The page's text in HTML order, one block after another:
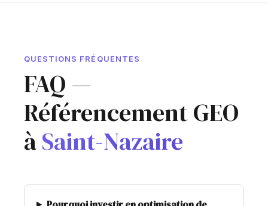
QUESTIONS FRÉQUENTES
FAQ —
Référencement GEO
àSaint-Nazaire